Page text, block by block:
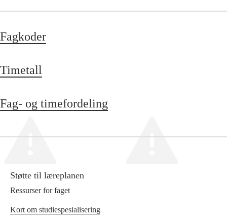
Fagkoder
Timetall
Fag- og timefordeling
Støtte til læreplanen
Ressurser for faget
Kort om studiespesialisering